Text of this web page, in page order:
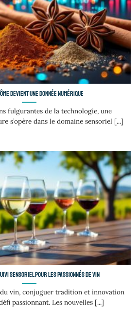
devient une donnée numérique
fulgurantes de la technologie, une
s’opère dans le domaine sensoriel [...]
sensoriel pour les passionnés de vin
du vin, conjuguer tradition et innovation
passionnant. Les nouvelles [...]